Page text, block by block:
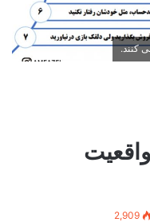
کنند.
2,909